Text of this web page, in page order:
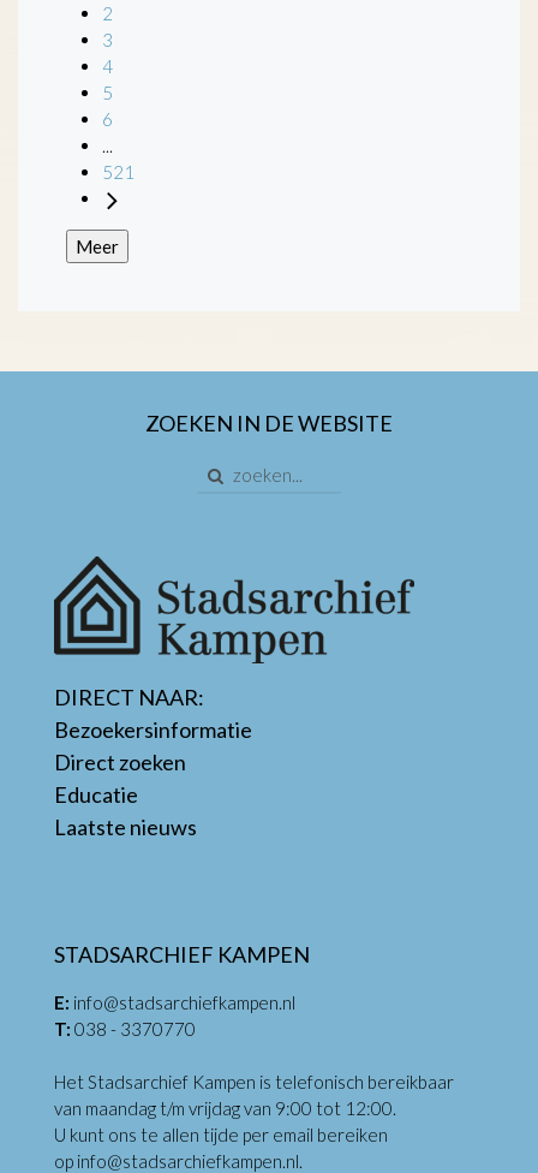
2
3
4
5
6
521
Meer
ZOEKEN IN DE WEBSITE
DIRECT NAAR:
Bezoekersinformatie
Direct zoeken
Educatie
Laatste nieuws
STADSARCHIEF KAMPEN
E: info@stadsarchiefkampen.nl
T: 038 - 3370770
Het Stadsarchief Kampen is telefonisch bereikbaar
van maandag t/m vrijdag van 9:00 tot 12:00.
U kunt ons te allen tijde per email bereiken
op info@stadsarchiefkampen.nl